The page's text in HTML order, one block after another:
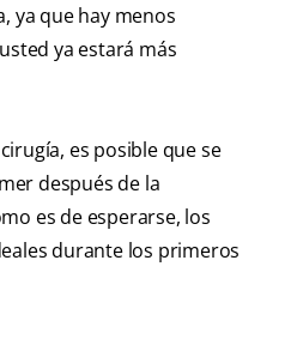
ya que hay menos
ya estará más
es posible que se
después de la
es de esperarse, los
durante los primeros